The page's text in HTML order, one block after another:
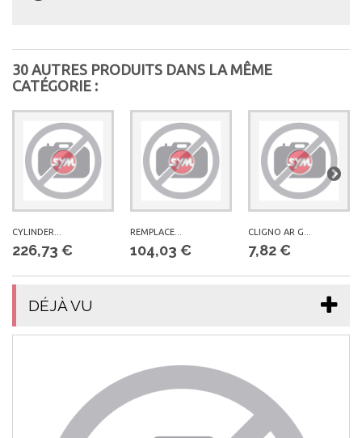
30 AUTRES PRODUITS DANS LA MÊME
CATÉGORIE :
CYLINDER...
226,73 €
REMPLACE...
104,03 €
CLIGNO AR G...
7,82 €
DÉJÀ VU